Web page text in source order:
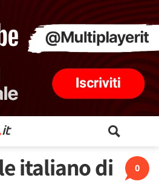
0
italiano di